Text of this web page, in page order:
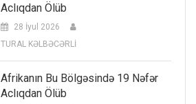
Aclıqdan Ölüb
28 İyul 2026
TURAL KƏLBƏCƏRLİ
Afrikanın Bu Bölgəsində 19 Nəfər
Aclıqdan Ölüb